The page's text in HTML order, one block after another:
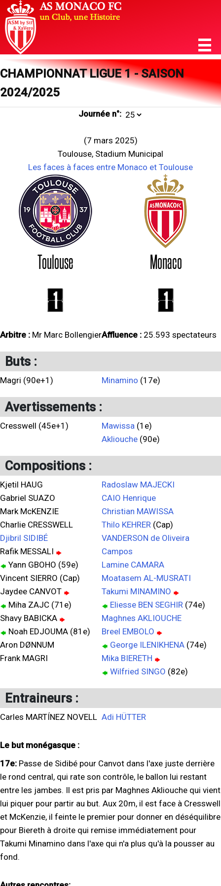
CHAMPIONNAT LIGUE 1 - SAISON
2024/2025
Journée n°:
(7 mars 2025)
Toulouse, Stadium Municipal
Les faces à faces entre Monaco et Toulouse
Toulouse Monaco
1 1
Arbitre : Mr Marc BollengierAffluence : 25.593 spectateurs
Buts :
Magri (90e+1) Minamino (17e)
Avertissements :
Cresswell (45e+1) Mawissa (1e)
Akliouche (90e)
Compositions :
Kjetil HAUG
Gabriel SUAZO
Mark McKENZIE
Charlie CRESSWELL
Djibril SIDIBÉ
Rafik MESSALI
Yann GBOHO (59e)
Vincent SIERRO (Cap)
Jaydee CANVOT
Miha ZAJC (71e)
Shavy BABICKA
Noah EDJOUMA (81e)
Aron DØNNUM
Frank MAGRI
Radoslaw MAJECKI
CAIO Henrique
Christian MAWISSA
Thilo KEHRER (Cap)
VANDERSON de Oliveira
Campos
Lamine CAMARA
Moatasem AL-MUSRATI
Takumi MINAMINO
Eliesse BEN SEGHIR (74e)
Maghnes AKLIOUCHE
Breel EMBOLO
George ILENIKHENA (74e)
Mika BIERETH
Wilfried SINGO (82e)
Entraineurs :
Carles MARTÍNEZ NOVELL Adi HÜTTER
Le but monégasque :
17e: Passe de Sidibé pour Canvot dans l'axe juste derrière
le rond central, qui rate son contrôle, le ballon lui restant
entre les jambes. Il est pris par Maghnes Akliouche qui vient
lui piquer pour partir au but. Aux 20m, il est face à Cresswell
et McKenzie, il feinte le premier pour donner en déséquilibre
pour Biereth à droite qui remise immédiatement pour
Takumi Minamino dans l'axe qui n'a plus qu'à la pousser au
fond.